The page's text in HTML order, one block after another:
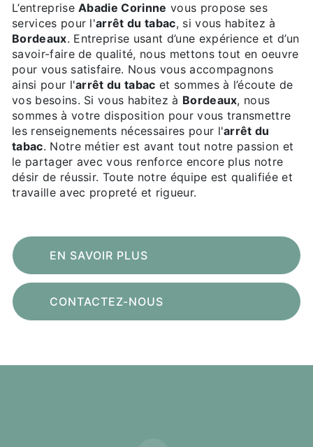
L’entrepriseAbadie Corinne vous propose ses
services pour l'arrêt du tabac, si vous habitez à
Bordeaux. Entreprise usant d’une expérience et d’un
savoir-faire de qualité, nous mettons tout en oeuvre
pour vous satisfaire. Nous vous accompagnons
ainsi pour l'arrêt du tabac et sommes à l’écoute de
vos besoins. Si vous habitez à Bordeaux, nous
sommes à votre disposition pour vous transmettre
les renseignements nécessaires pour l'arrêt du
tabac. Notre métier est avant tout notre passion et
le partager avec vous renforce encore plus notre
désir de réussir. Toute notre équipe est qualifiée et
travaille avec propreté et rigueur.
EN SAVOIR PLUS
CONTACTEZ-NOUS